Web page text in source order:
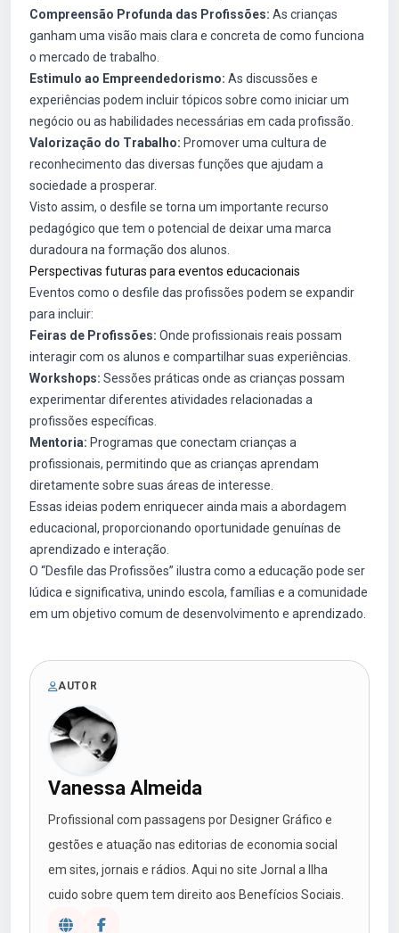
Compreensão Profunda das Profissões: As crianças
ganham uma visão mais clara e concreta de como funciona
o mercado de trabalho.
Estimulo ao Empreendedorismo: As discussões e
experiências podem incluir tópicos sobre como iniciar um
negócio ou as habilidades necessárias em cada profissão.
Valorização do Trabalho: Promover uma cultura de
reconhecimento das diversas funções que ajudam a
sociedade a prosperar.
Visto assim, o desfile se torna um importante recurso
pedagógico que tem o potencial de deixar uma marca
duradoura na formação dos alunos.
Perspectivas futuras para eventos educacionais
Eventos como o desfile das profissões podem se expandir
para incluir:
Feiras de Profissões: Onde profissionais reais possam
interagir com os alunos e compartilhar suas experiências.
Workshops: Sessões práticas onde as crianças possam
experimentar diferentes atividades relacionadas a
profissões específicas.
Mentoria: Programas que conectam crianças a
profissionais, permitindo que as crianças aprendam
diretamente sobre suas áreas de interesse.
Essas ideias podem enriquecer ainda mais a abordagem
educacional, proporcionando oportunidade genuínas de
aprendizado e interação.
O “Desfile das Profissões” ilustra como a educação pode ser
lúdica e significativa, unindo escola, famílias e a comunidade
em um objetivo comum de desenvolvimento e aprendizado.
AUTOR
Vanessa Almeida
Profissional com passagens por Designer Gráfico e
gestões e atuação nas editorias de economia social
em sites, jornais e rádios. Aqui no site Jornal a Ilha
cuido sobre quem tem direito aos Benefícios Sociais.